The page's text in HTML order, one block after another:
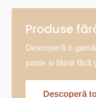
Produse
Descoperă o
paste si făină fără
Descoperă